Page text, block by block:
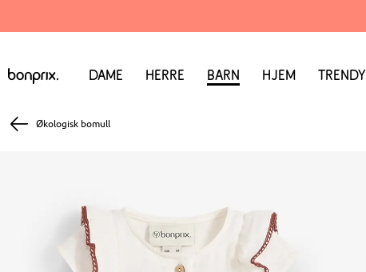
Dame Herre Barn Hjem Trendy
Økologisk bomull